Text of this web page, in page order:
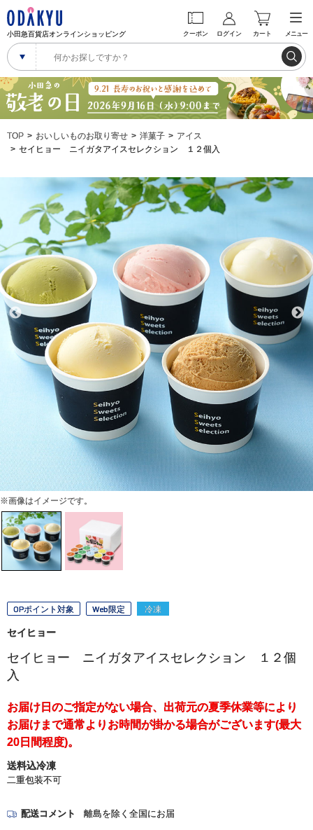
小田急百貨店オンラインショッピング クーポン ログイン カート メニュー
TOP おいしいものお取り寄せ 洋菓子
アイス
セイヒョー ニイガタアイスセレクション １２個入
※画像はイメージです。
OPポイント対象 Web限定 冷凍
セイヒョー
セイヒョー ニイガタアイスセレクション １２個
入
お届け日のご指定がない場合、出荷元の夏季休業等により
お届けまで通常よりお時間が掛かる場合がございます(最大
20日間程度)。
送料込冷凍
二重包装不可
配送コメント 離島を除く全国にお届